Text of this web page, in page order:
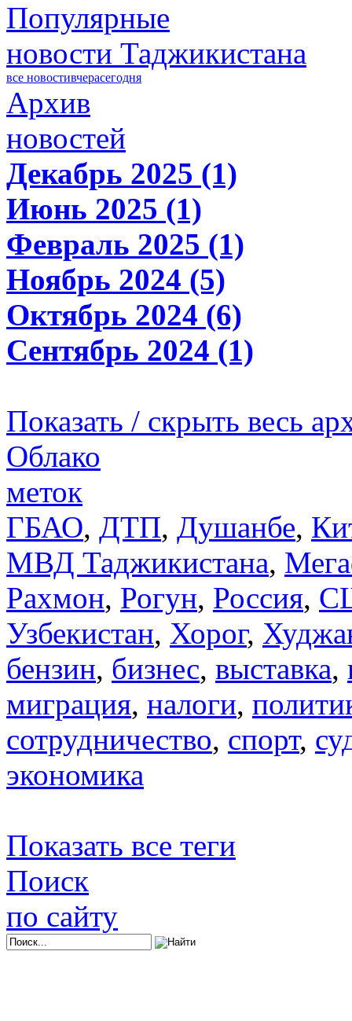
Популярные
новости Таджикистана
все новостивчерасегодня
Архив
новостей
Декабрь 2025 (1)
Июнь 2025 (1)
Февраль 2025 (1)
Ноябрь 2024 (5)
Октябрь 2024 (6)
Сентябрь 2024 (1)
Показать / скрыть весь
Облако
меток
ГБАО, ДТП, Душанбе,
МВД Таджикистана,
Рахмон, Рогун, Россия,
Узбекистан, Хорог,
бензин, бизнес, выставка,
миграция, налоги,
сотрудничество, спорт,
экономика
Показать все теги
Поиск
по сайту